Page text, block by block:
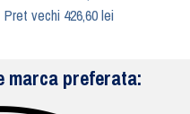
Pret vechi 426,60 lei
marca preferata: